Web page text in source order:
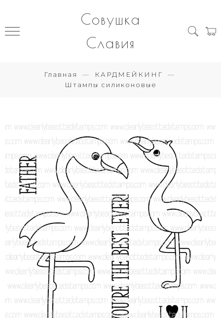
Совушка
Славия
Главная
КАРДМЕЙКИНГ
Штампы силиконовые